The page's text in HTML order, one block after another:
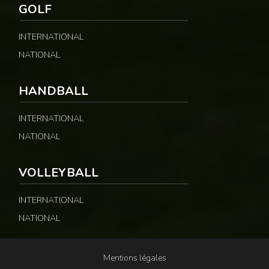
GOLF
INTERNATIONAL
NATIONAL
HANDBALL
INTERNATIONAL
NATIONAL
VOLLEYBALL
INTERNATIONAL
NATIONAL
Mentions légales